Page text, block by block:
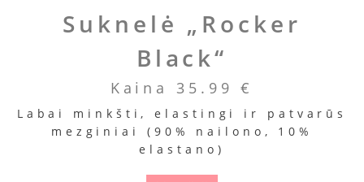
Suknelė „Rocker
Black“
Kaina 35.99€
Labai minkšti, elastingi ir patvarūs
mezginiai (90% nailono, 10%
elastano)